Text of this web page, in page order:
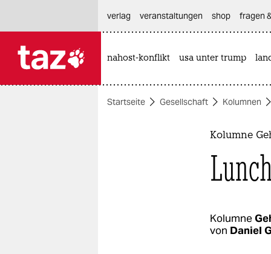
themen
verlag
veranstaltungen shop fragen
nahost-konflikt usa unter trump
Startseite Gesellschaft Kolumnen
Kolumne
Kolumne
von Daniel